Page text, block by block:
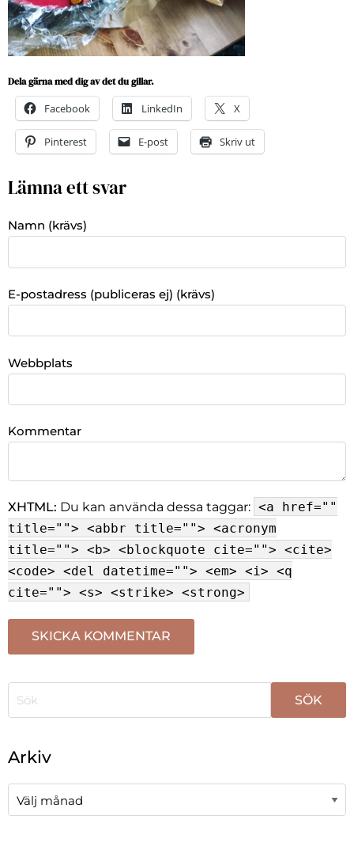
Dela gärna med dig av det du gillar.
Facebook LinkedIn X
Pinterest E-post Skriv ut
Lämna ett svar
Namn (krävs)
E-postadress (publiceras ej) (krävs)
Webbplats
Kommentar
XHTML: Du kan använda dessa taggar: <a href=""
title=""> <abbr title=""> <acronym
title=""> <b> <blockquote cite=""> <cite>
<code> <del datetime=""> <em> <i> <q
cite=""> <s> <strike> <strong>
Arkiv